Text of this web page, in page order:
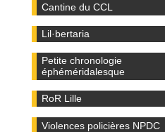
Cantine du CCL
Lil·bertaria
Petite chronologie
éphéméridalesque
RoR Lille
Violences policières NPDC